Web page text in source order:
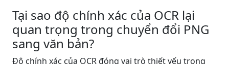
Tại sao độ chính xác của OCR lại
quan trọng trong chuyển đổi PNG
sang văn bản?
Độ chính xác của OCR đóng vai trò thiết yếu trong